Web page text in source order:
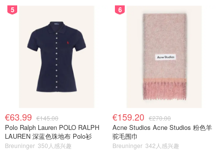
5
€63.99 €145.00
Polo Ralph Lauren POLO RALPH
LAUREN 深蓝色珠地布 Polo衫
Breuninger 350人感兴趣
6
€159.20 €270.00
Acne Studios Acne Studios 粉色羊
驼毛围巾
Breuninger 342人感兴趣